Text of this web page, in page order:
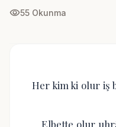
visibility55 Okunma
Her kim ki olur iş
Elbette olur